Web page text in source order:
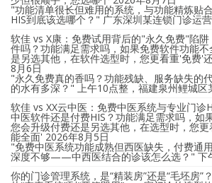
"功能清单很长但难用的系统，与功能精炼
HIS到底该选哪个？" 广东深圳某连锁门诊运
软佳 vs X康：免费试用背后的"永久免费"陷
件吗？功能满足需求吗，如果免费软件功能
是另选其他，在软件选型时，您更看重'免费'
8月6日
"永久免费真的香吗？功能残缺、服务缺失的
的水有多深？" 上午10点整，福建泉州鲤城
软佳 vs XX云中医：免费中医系统与专业门诊
中医软件还是付费HIS？功能满足需求吗，如
您会升级付费还是另选其他，在选型时，您
能全面' 2026年8月5日
"免费中医系统功能成熟但西医缺失，付费通
深度不够——中西医结合的诊该怎么选？" 下
你的门诊管理系统，是“精装房”还是“毛坯房”？